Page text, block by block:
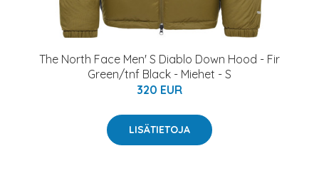
The North Face Men' S Diablo Down Hood - Fir
Green/tnf Black - Miehet - S
320 EUR
LISÄTIETOJA